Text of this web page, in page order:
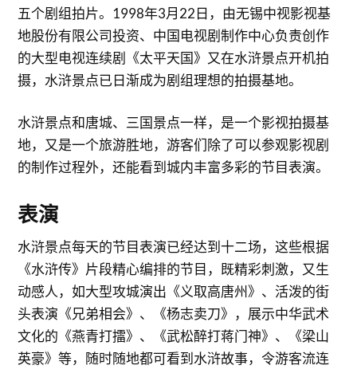
五个剧组拍片。1998年3月22日，由无锡中视影视基
地股份有限公司投资、中国电视剧制作中心负责创作
的大型电视连续剧《太平天国》又在水浒景点开机拍
摄，水浒景点已日渐成为剧组理想的拍摄基地。
水浒景点和唐城、三国景点一样，是一个影视拍摄基
地，又是一个旅游胜地，游客们除了可以参观影视剧
的制作过程外，还能看到城内丰富多彩的节目表演。
表演
水浒景点每天的节目表演已经达到十二场，这些根据
《水浒传》片段精心编排的节目，既精彩刺激，又生
动感人，如大型攻城演出《义取高唐州》、活泼的街
头表演《兄弟相会》、《杨志卖刀》，展示中华武术
文化的《燕青打擂》、《武松醉打蒋门神》、《梁山
英豪》等，随时随地都可看到水浒故事，令游客流连